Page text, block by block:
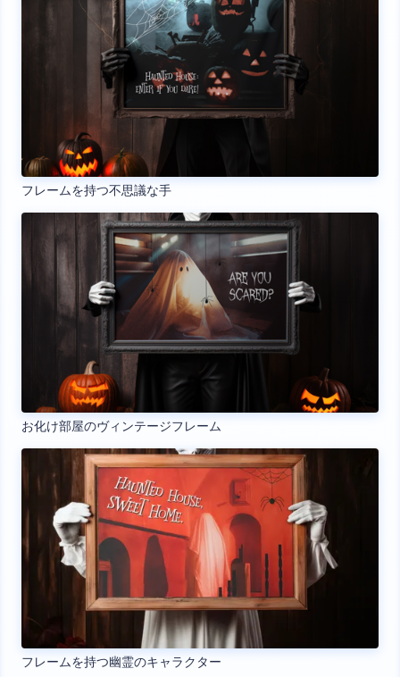
フレームを持つ不思議な手
お化け部屋のヴィンテージフレーム
フレームを持つ幽霊のキャラクター